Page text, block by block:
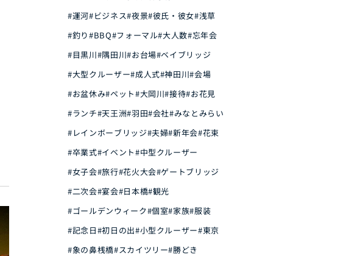
#運河#ビジネス#夜景#彼氏・彼女#浅草
#釣り#BBQ#フォーマル#大人数#忘年会
#目黒川#隅田川#お台場#ベイブリッジ
#大型クルーザー#成人式#神田川#会場
#お盆休み#ペット#大岡川#接待#お花見
#ランチ#天王洲#羽田#会社#みなとみらい
#レインボーブリッジ#夫婦#新年会#花束
#卒業式#イベント#中型クルーザー
#女子会#旅行#花火大会#ゲートブリッジ
#二次会#宴会#日本橋#観光
#ゴールデンウィーク#個室#家族#服装
#記念日#初日の出#小型クルーザー#東京
#象の鼻桟橋#スカイツリー#勝どき